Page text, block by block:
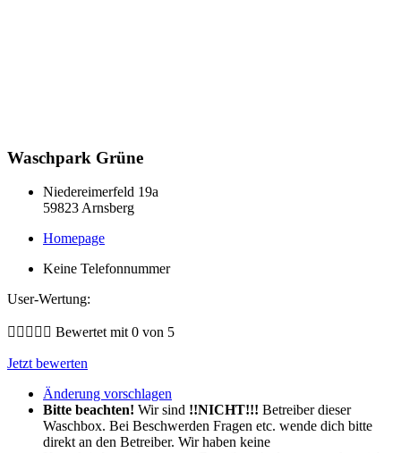
Waschpark Grüne
Niedereimerfeld 19a
59823 Arnsberg
Homepage
Keine Telefonnummer
User-Wertung:
     Bewertet mit 0 von 5
Jetzt bewerten
Änderung vorschlagen
Bitte beachten! Wir sind !!NICHT!!! Betreiber dieser
Waschbox. Bei Beschwerden Fragen etc. wende dich bitte
direkt an den Betreiber. Wir haben keine